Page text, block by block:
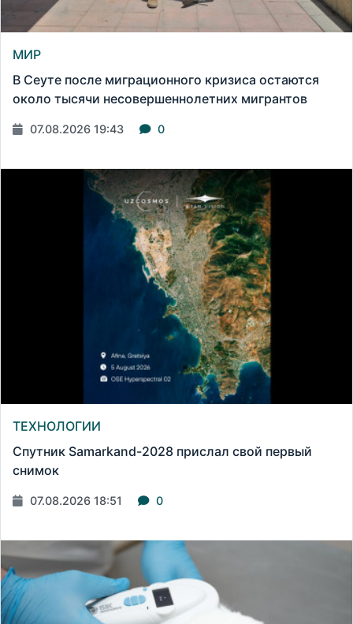
МИР
В Сеуте после миграционного кризиса остаются
около тысячи несовершеннолетних мигрантов
07.08.2026 19:43 0
ТЕХНОЛОГИИ
Спутник Samarkand-2028 прислал свой первый
снимок
07.08.2026 18:51 0